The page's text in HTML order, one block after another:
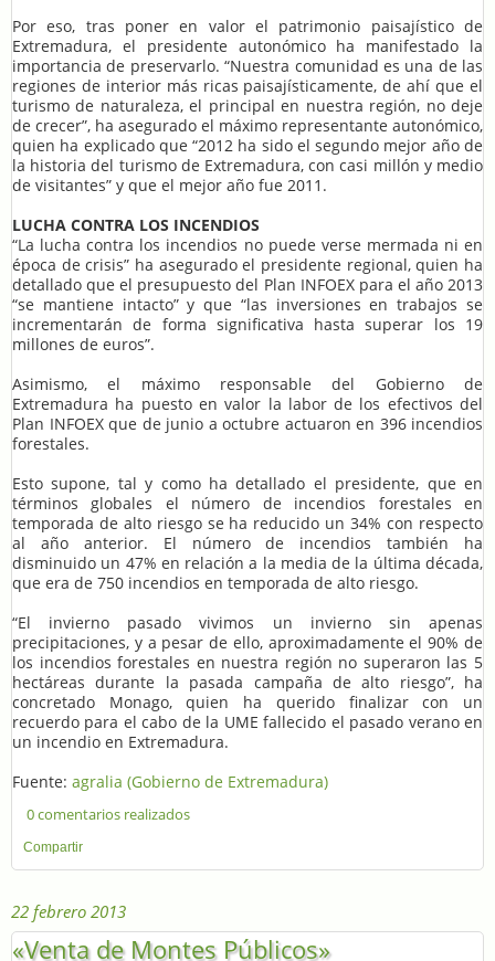
Por eso, tras poner en valor el patrimonio paisajístico de
Extremadura, el presidente autonómico ha manifestado la
importancia de preservarlo. “Nuestra comunidad es una de las
regiones de interior más ricas paisajísticamente, de ahí que el
turismo de naturaleza, el principal en nuestra región, no deje
de crecer”, ha asegurado el máximo representante autonómico,
quien ha explicado que “2012 ha sido el segundo mejor año de
la historia del turismo de Extremadura, con casi millón y medio
de visitantes” y que el mejor año fue 2011.
LUCHA CONTRA LOS INCENDIOS
“La lucha contra los incendios no puede verse mermada ni en
época de crisis” ha asegurado el presidente regional, quien ha
detallado que el presupuesto del Plan INFOEX para el año 2013
“se mantiene intacto” y que “las inversiones en trabajos se
incrementarán de forma significativa hasta superar los 19
millones de euros”.
Asimismo, el máximo responsable del Gobierno de
Extremadura ha puesto en valor la labor de los efectivos del
Plan INFOEX que de junio a octubre actuaron en 396 incendios
forestales.
Esto supone, tal y como ha detallado el presidente, que en
términos globales el número de incendios forestales en
temporada de alto riesgo se ha reducido un 34% con respecto
al año anterior. El número de incendios también ha
disminuido un 47% en relación a la media de la última década,
que era de 750 incendios en temporada de alto riesgo.
“El invierno pasado vivimos un invierno sin apenas
precipitaciones, y a pesar de ello, aproximadamente el 90% de
los incendios forestales en nuestra región no superaron las 5
hectáreas durante la pasada campaña de alto riesgo”, ha
concretado Monago, quien ha querido finalizar con un
recuerdo para el cabo de la UME fallecido el pasado verano en
un incendio en Extremadura.
Fuente: agralia (Gobierno de Extremadura)
0 comentarios realizados
Compartir
22 febrero 2013
«Venta de Montes Públicos»